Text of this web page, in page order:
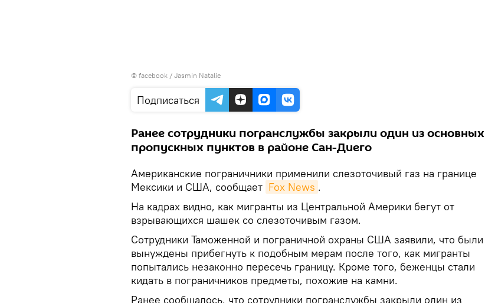
© facebook / Jasmin Natalie
Подписаться
Ранее сотрудники погранслужбы закрыли один из основных
пропускных пунктов в районе Сан-Диего
Американские пограничники применили слезоточивый газ на границе
Мексики и США, сообщает Fox News .
На кадрах видно, как мигранты из Центральной Америки бегут от
взрывающихся шашек со слезоточивым газом.
Сотрудники Таможенной и пограничной охраны США заявили, что были
вынуждены прибегнуть к подобным мерам после того, как мигранты
попытались незаконно пересечь границу. Кроме того, беженцы стали
кидать в пограничников предметы, похожие на камни.
Ранее сообщалось, что сотрудники погранслужбы закрыли один из